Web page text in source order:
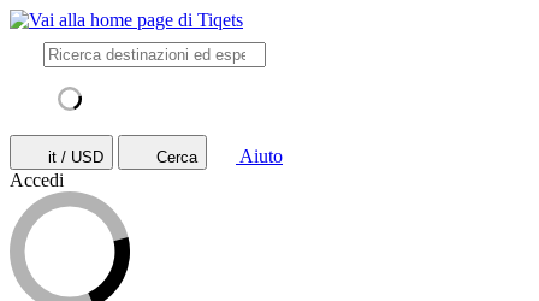
it / USD Cerca
Aiuto
Accedi